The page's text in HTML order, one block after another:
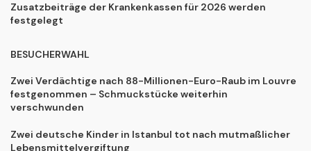
Zusatzbeiträge der Krankenkassen für 2026 werden
festgelegt
BESUCHERWAHL
Zwei Verdächtige nach 88-Millionen-Euro-Raub im Louvre
festgenommen – Schmuckstücke weiterhin
verschwunden
Zwei deutsche Kinder in Istanbul tot nach mutmaßlicher
Lebensmittelvergiftung